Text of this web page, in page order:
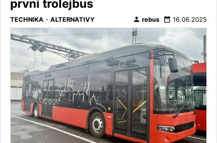
první trolejbus
TECHNIKA - ALTERNATIVY person rebus date_range 16.06.2025